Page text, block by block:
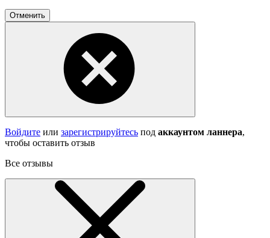
Отменить
Войдите или зарегистрируйтесь под аккаунтом ланнера,
чтобы оставить отзыв
Все отзывы